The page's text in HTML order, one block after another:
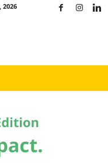
2026